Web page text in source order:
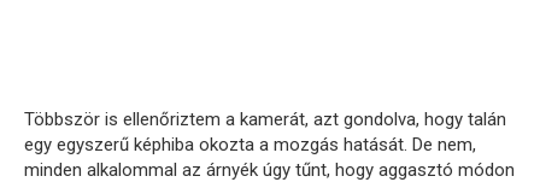
Többször is ellenőriztem a kamerát, azt gondolva, hogy talán
egy egyszerű képhiba okozta a mozgás hatását. De nem,
minden alkalommal az árnyék úgy tűnt, hogy aggasztó módon